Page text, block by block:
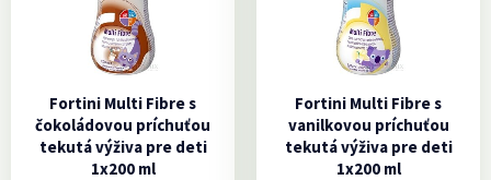
Fortini Multi Fibre s
čokoládovou príchuťou
tekutá výživa pre deti
1x200 ml
Fortini Multi Fibre s
vanilkovou príchuťou
tekutá výživa pre deti
1x200 ml